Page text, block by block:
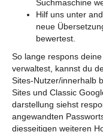
Suchmaschine
Hilf uns unter
neue
bewertest.
So lange respons
verwaltest, kannst du
Sites-Nutzer/innerhalb
Sites und Classic
darstellung siehst
angewandten
diesseitigen weiteren